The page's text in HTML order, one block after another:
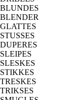
BLUNDES
BLENDER
GLATTES
STUSSES
DUPERES
SLEIPES
SLESKES
STIKKES
TRESKES
TRIKSES